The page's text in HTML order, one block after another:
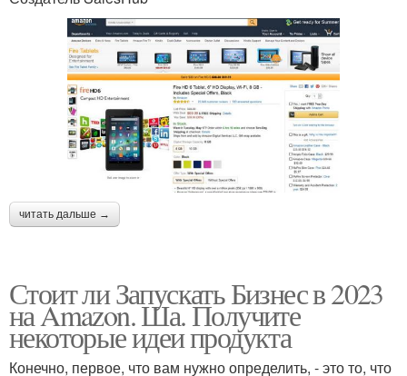
читать дальше →
Стоит ли Запускать Бизнес в 2023
на Amazon. Ша. Получите
некоторые идеи продукта
Конечно, первое, что вам нужно определить, - это то, что